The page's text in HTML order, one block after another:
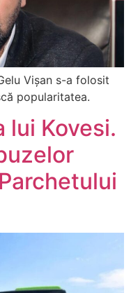
Vișan s-a folosit
popularitatea.
lui Kovesi.